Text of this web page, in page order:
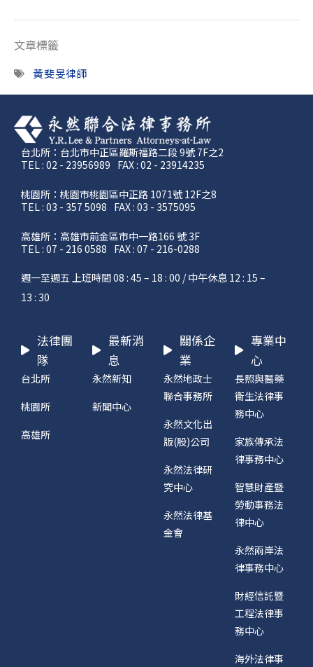
文章標籤
黃斐旻律師
台北所：台北市中正區羅斯福路二段 9號 7F之2
TEL : 02 - 23956989 FAX : 02 - 23914235
桃園所：桃園市桃園區中正路 1071號 12F之8
TEL : 03 - 357 5098 FAX : 03 - 3575095
高雄所：高雄市前金區市中一路166 號 3F
TEL : 07 - 216 0588 FAX : 07 - 216-0288
週一至週五 上班時間 08 : 45 – 18 : 00 / 中午休息 12 : 15 –
13 : 30
法律團
隊
台北所
桃園所
高雄所
最新消
息
永然新知
新聞中心
關係企
業
永然地政士
聯合事務所
永然文化出
版(股)公司
永然法律研
究中心
永然法律基
金會
專業中
心
長照與醫藥
衛生法律事
務中心
家族傳承法
律事務中心
智慧財產暨
勞動事務法
律中心
永然兩岸法
律事務中心
財經信託暨
工程法律事
務中心
海外法律事